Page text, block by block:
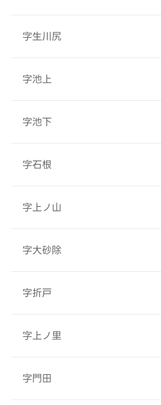
字生川尻
字池上
字池下
字石根
字上ノ山
字大砂除
字折戸
字上ノ里
字門田